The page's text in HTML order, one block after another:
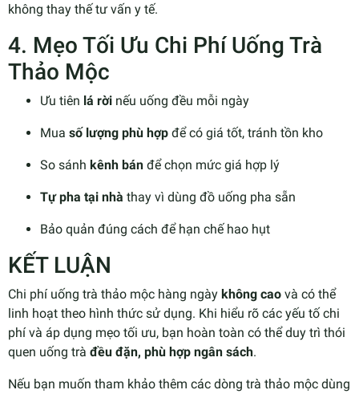
không thay thế tư vấn y tế.
4. Mẹo Tối Ưu Chi Phí Uống Trà
Thảo Mộc
Ưu tiên lá rời nếu uống đều mỗi ngày
Mua số lượng phù hợp để có giá tốt, tránh tồn kho
So sánh kênh bán để chọn mức giá hợp lý
Tự pha tại nhà thay vì dùng đồ uống pha sẵn
Bảo quản đúng cách để hạn chế hao hụt
KẾT LUẬN
Chi phí uống trà thảo mộc hàng ngày không cao và có thể
linh hoạt theo hình thức sử dụng. Khi hiểu rõ các yếu tố chi
phí và áp dụng mẹo tối ưu, bạn hoàn toàn có thể duy trì thói
quen uống trà đều đặn, phù hợp ngân sách.
Nếu bạn muốn tham khảo thêm các dòng trà thảo mộc dùng